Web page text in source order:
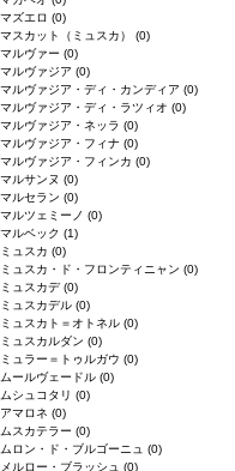
マズエロ (0)
マスカット（ミュスカ） (0)
マルヴァー (0)
マルヴァジア (0)
マルヴァジア・ディ・カンディア (0)
マルヴァジア・ディ・ラツィオ (0)
マルヴァジア・ネッラ (0)
マルヴァジア・フィナ (0)
マルヴァジア・フィンカ (0)
マルサンヌ (0)
マルセラン (0)
マルツェミーノ (0)
マルベック (1)
ミュスカ (0)
ミュスカ・ド・フロンティニャン (0)
ミュスカデ(0)
ミュスカデル (0)
ミュスカト＝オトネル (0)
ミュスカルダン (0)
ミュラー＝トゥルガウ (0)
ムールヴェードル (0)
ムシュコタリ (0)
アマロネ (0)
ムスカテラー (0)
ムロン・ド・ブルゴーニュ (0)
メルロー・ブラッシュ (0)